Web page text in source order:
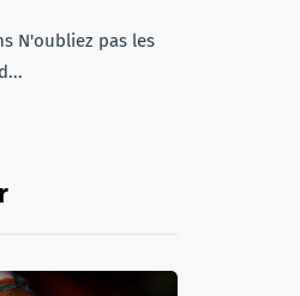
N'oubliez pas les